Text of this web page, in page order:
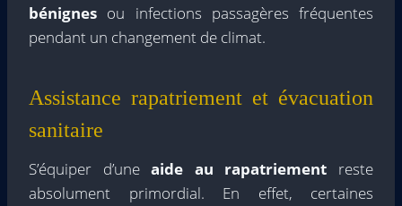
bénignes ou infections passagères fréquentes
pendant un changement de climat.
Assistance rapatriement et évacuation
sanitaire
S’équiper d’uneaide au rapatriement reste
absolument primordial. En effet, certaines